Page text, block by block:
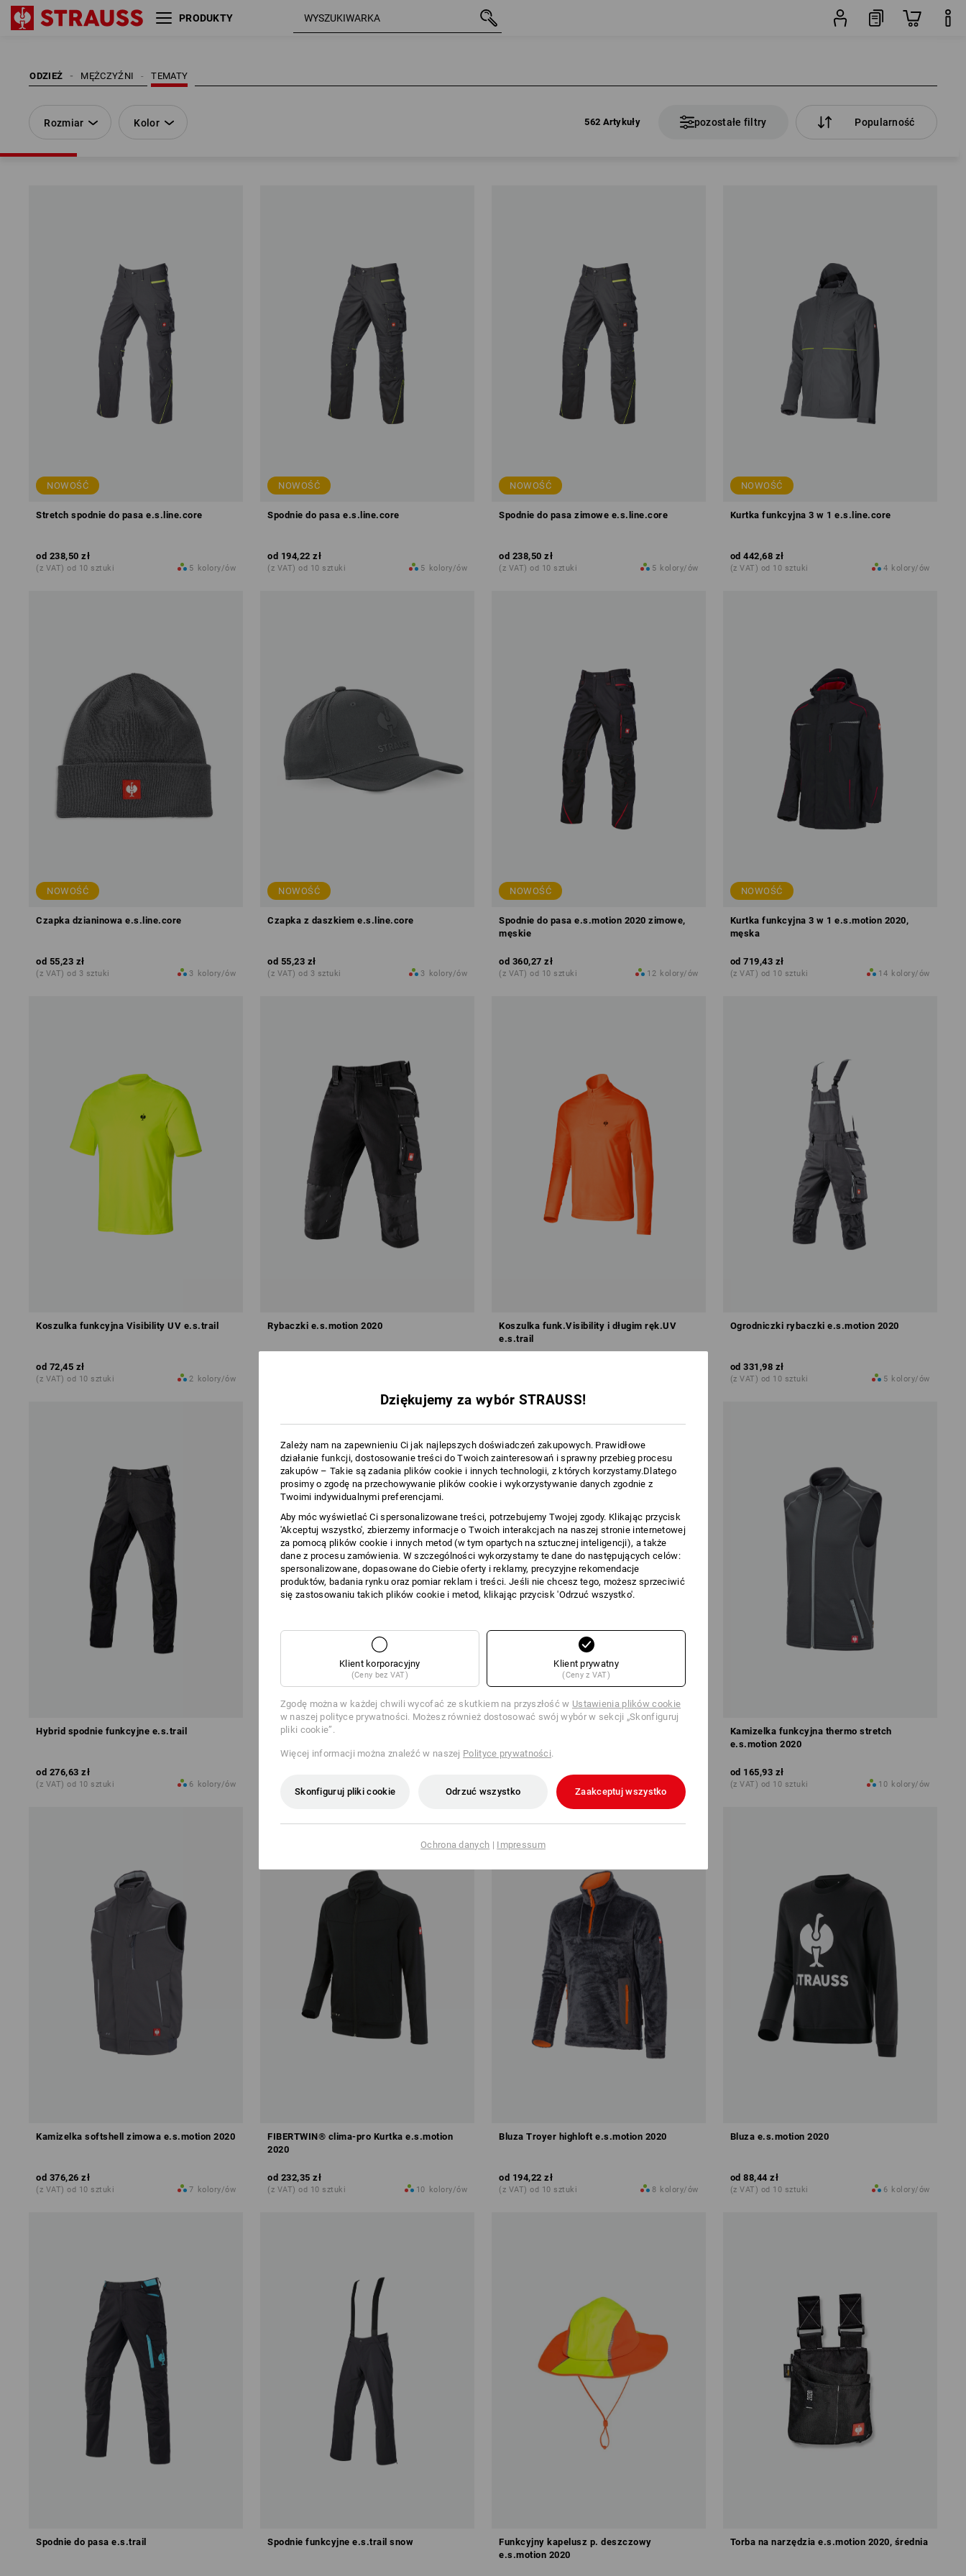
PRODUKTY
ODZIEŻ TEMATY
MĘŻCZYŹNI
Rozmiar Kolor 562 Artykuły pozostałe filtry Popularność
Rozmiar Kolor
NOWOŚĆ
Stretch spodnie do pasa e.s.line.core
od 238,50 zł
(z VAT) od 10 sztuki 5 kolory/ów
NOWOŚĆ
Spodnie do pasa e.s.line.core
od 194,22 zł
(z VAT) od 10 sztuki 5 kolory/ów
NOWOŚĆ
Spodnie do pasa zimowe e.s.line.core
od 238,50 zł
(z VAT) od 10 sztuki 5 kolory/ów
NOWOŚĆ
Kurtka funkcyjna 3 w 1 e.s.line.core
od 442,68 zł
(z VAT) od 10 sztuki 4 kolory/ów
NOWOŚĆ
Czapka dzianinowa e.s.line.core
od 55,23 zł
(z VAT) od 3 sztuki 3 kolory/ów
NOWOŚĆ
Czapka z daszkiem e.s.line.core
od 55,23 zł
(z VAT) od 3 sztuki 3 kolory/ów
NOWOŚĆ
Spodnie do pasa e.s.motion 2020 zimowe,
męskie
od 360,27 zł
(z VAT) od 10 sztuki 12 kolory/ów
NOWOŚĆ
Kurtka funkcyjna 3 w 1 e.s.motion 2020,
męska
od 719,43 zł
(z VAT) od 10 sztuki 14 kolory/ów
Koszulka funkcyjna Visibility UV e.s.trail
od 72,45 zł
(z VAT) od 10 sztuki 2 kolory/ów
Rybaczki e.s.motion 2020
Koszulka funk.Visibility i długim ręk.UV
e.s.trail
Ogrodniczki rybaczki e.s.motion 2020
od 331,98 zł
(z VAT) od 10 sztuki 5 kolory/ów
Hybrid spodnie funkcyjne e.s.trail
od 276,63 zł
(z VAT) od 10 sztuki 6 kolory/ów
Spodnie p.deszcz.do pasa e.s.motion 2020
(z VAT) od 10 sztuki kolory/ów
Kamizelka funkcyjna thermo stretch
e.s.motion 2020
od 165,93 zł
(z VAT) od 10 sztuki 10 kolory/ów
Kamizelka softshell zimowa e.s.motion 2020
od 376,26 zł
(z VAT) od 10 sztuki 7 kolory/ów
FIBERTWIN® clima-pro Kurtka e.s.motion
2020
od 232,35 zł
(z VAT) od 10 sztuki 10 kolory/ów
Bluza Troyer highloft e.s.motion 2020
od 194,22 zł
(z VAT) od 10 sztuki 8 kolory/ów
Bluza e.s.motion 2020
od 88,44 zł
(z VAT) od 10 sztuki 6 kolory/ów
Spodnie do pasa e.s.trail Spodnie funkcyjne e.s.trail snow
Funkcyjny kapelusz p. deszczowy
e.s.motion 2020
Torba na narzędzia e.s.motion 2020, średnia
Dziękujemy za wybór STRAUSS!
Zależy nam na zapewnieniu Ci jak najlepszych doświadczeń zakupowych. Prawidłowe
działanie funkcji, dostosowanie treści do Twoich zainteresowań i sprawny przebieg procesu
zakupów – Takie są zadania plików cookie i innych technologii, z których korzystamy.Dlatego
prosimy o zgodę na przechowywanie plików cookie i wykorzystywanie danych zgodnie z
Twoimi indywidualnymi preferencjami.
Aby móc wyświetlać Ci spersonalizowane treści, potrzebujemy Twojej zgody. Klikając przycisk
'Akceptuj wszystko', zbierzemy informacje o Twoich interakcjach na naszej stronie internetowej
za pomocą plików cookie i innych metod (w tym opartych na sztucznej inteligencji), a także
dane z procesu zamówienia. W szczególności wykorzystamy te dane do następujących celów:
spersonalizowane, dopasowane do Ciebie oferty i reklamy, precyzyjne rekomendacje
produktów, badania rynku oraz pomiar reklam i treści. Jeśli nie chcesz tego, możesz sprzeciwić
się zastosowaniu takich plików cookie i metod, klikając przycisk 'Odrzuć wszystko'.
Klient korporacyjny
(Ceny bez VAT)
Klient prywatny
(Ceny z VAT)
Zgodę można w każdej chwili wycofać ze skutkiem na przyszłość w Ustawienia plików cookie
w naszej polityce prywatności. Możesz również dostosować swój wybór w sekcji „Skonfiguruj
pliki cookie”.
Więcej informacji można znaleźć w naszej Polityce prywatności.
Skonfiguruj pliki cookie Odrzuć wszystko Zaakceptuj wszystko
Ochrona danych | Impressum